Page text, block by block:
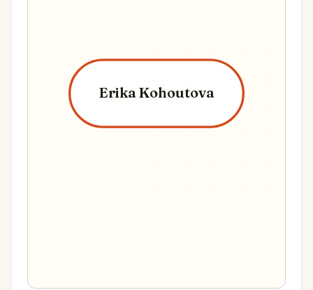
Erika Kohoutova